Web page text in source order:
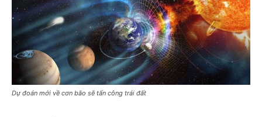
Dự đoán mới về cơn bão sẽ tấn công trái đất